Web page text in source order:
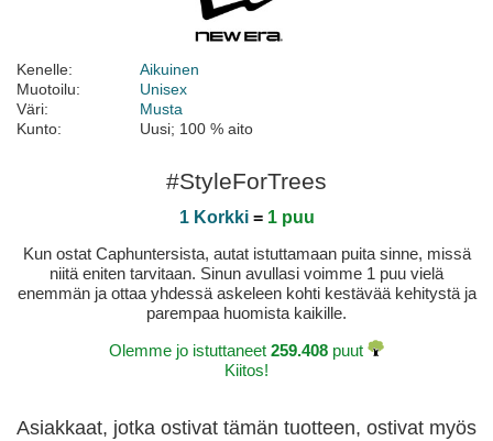
Kenelle:
Aikuinen
Muotoilu:
Unisex
Väri:
Musta
Kunto:
Uusi; 100 % aito
#StyleForTrees
1 Korkki= 1 puu
Kun ostat Caphuntersista, autat istuttamaan puita sinne, missä
niitä eniten tarvitaan. Sinun avullasi voimme 1 puu vielä
enemmän ja ottaa yhdessä askeleen kohti kestävää kehitystä ja
parempaa huomista kaikille.
Olemme jo istuttaneet 259.408 puut
Kiitos!
Asiakkaat, jotka ostivat tämän tuotteen, ostivat myös